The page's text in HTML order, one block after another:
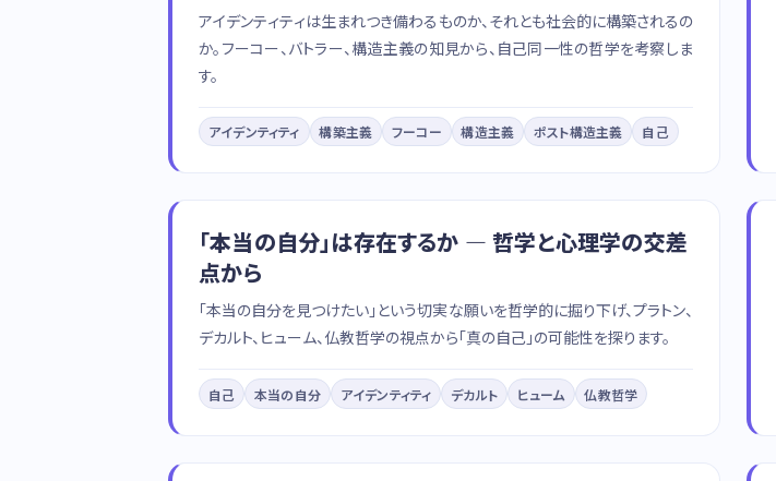
アイデンティティは生まれつき備わるものか、それとも社会的に構築されるの
か。フーコー、バトラー、構造主義の知見から、自己同一性の哲学を考察しま
す。
アイデンティティ 構築主義 フーコー 構造主義 ポスト構造主義 自己
「本当の自分」は存在するか — 哲学と心理学の交差
点から
「本当の自分を見つけたい」という切実な願いを哲学的に掘り下げ、プラトン、
デカルト、ヒューム、仏教哲学の視点から「真の自己」の可能性を探ります。
自己 本当の自分 アイデンティティ デカルト ヒューム 仏教哲学